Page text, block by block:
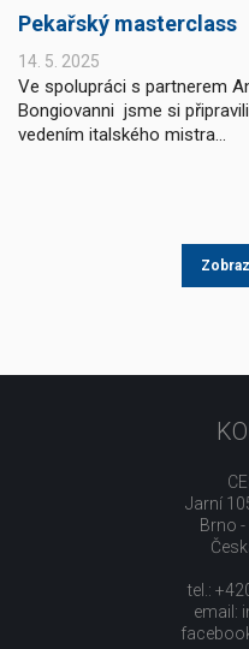
Pekařský masterclass
14. 5. 2025
Ve spolupráci s partnerem
Bongiovanni jsme si
vedením italského mistra...
Jarní
Brno
tel.:
email: